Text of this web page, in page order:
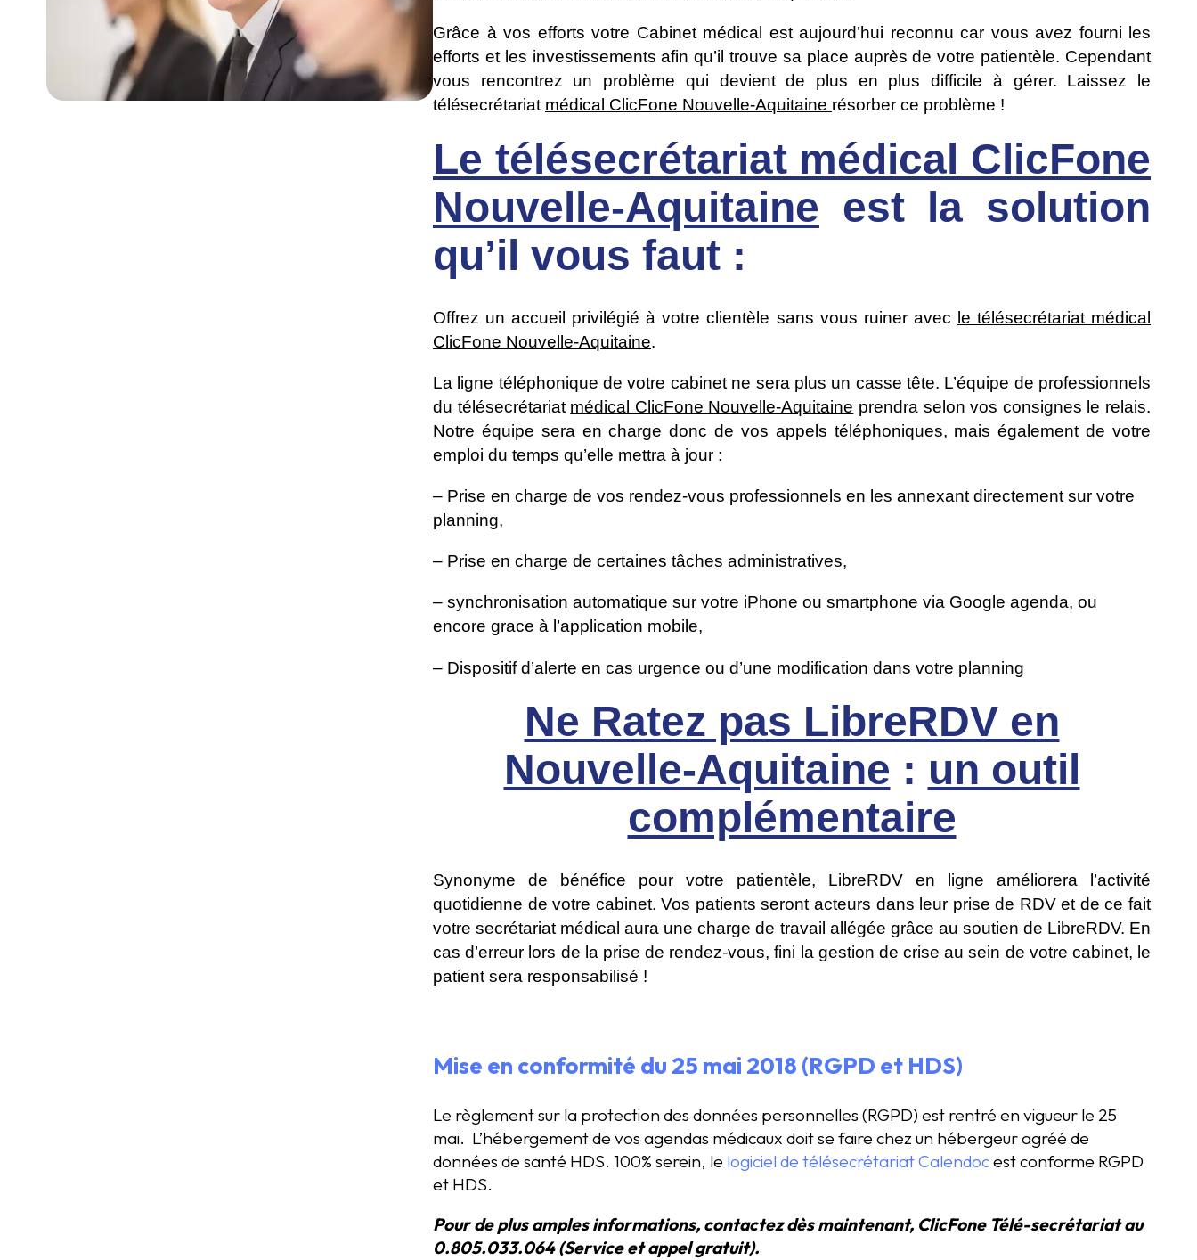
Grâce à vos efforts votre Cabinet médical est aujourd’hui reconnu car vous avez fourni les
efforts et les investissements afin qu’il trouve sa place auprès de votre patientèle. Cependant
vous rencontrez un problème qui devient de plus en plus difficile à gérer. Laissez le
télésecrétariat médical ClicFone Nouvelle-Aquitaine résorber ce problème !
Le télésecrétariat médical ClicFone
Nouvelle-Aquitaine est la solution
qu’il vous faut :
Offrez un accueil privilégié à votre clientèle sans vous ruiner avec le télésecrétariat médical
ClicFone Nouvelle-Aquitaine.
La ligne téléphonique de votre cabinet ne sera plus un casse tête. L’équipe de professionnels
du télésecrétariat médical ClicFone Nouvelle-Aquitaine prendra selon vos consignes le relais.
Notre équipe sera en charge donc de vos appels téléphoniques, mais également de votre
emploi du temps qu’elle mettra à jour :
– Prise en charge de vos rendez-vous professionnels en les annexant directement sur votre
planning,
– Prise en charge de certaines tâches administratives,
– synchronisation automatique sur votre iPhone ou smartphone via Google agenda, ou
encore grace à l’application mobile,
– Dispositif d’alerte en cas urgence ou d’une modification dans votre planning
Ne Ratez pas LibreRDV en
Nouvelle-Aquitaine : un outil
complémentaire
Synonyme de bénéfice pour votre patientèle, LibreRDV en ligne améliorera l’activité
quotidienne de votre cabinet. Vos patients seront acteurs dans leur prise de RDV et de ce fait
votre secrétariat médical aura une charge de travail allégée grâce au soutien de LibreRDV. En
cas d’erreur lors de la prise de rendez-vous, fini la gestion de crise au sein de votre cabinet, le
patient sera responsabilisé !
Mise en conformité du 25 mai 2018 (RGPD et HDS)
Le règlement sur la protection des données personnelles (RGPD) est rentré en vigueur le 25
mai. L’hébergement de vos agendas médicaux doit se faire chez un hébergeur agréé de
données de santé HDS. 100% serein, le logiciel de télésecrétariat Calendocest conforme RGPD
et HDS.
Pour de plus amples informations, contactez dès maintenant, ClicFone Télé-secrétariat au
0.805.033.064 (Service et appel gratuit).